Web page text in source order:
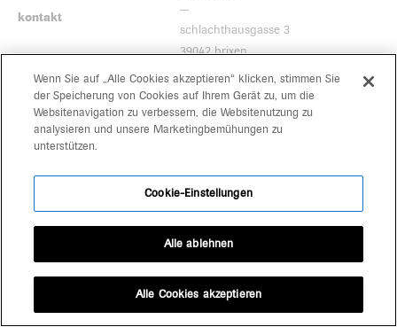
kontakt
schlachthausgasse 3
39042 brixen
+39 0472 80 11 29
office@bergmeisterwolf.it
Wenn Sie auf „Alle Cookies akzeptieren“ klicken, stimmen Sie
der Speicherung von Cookies auf Ihrem Gerät zu, um die
Websitenavigation zu verbessern, die Websitenutzung zu
analysieren und unsere Marketingbemühungen zu
unterstützen.
Cookie-Einstellungen
Alle ablehnen
Alle Cookies akzeptieren